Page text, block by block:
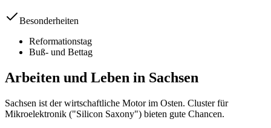
Besonderheiten
Reformationstag
Buß- und Bettag
Arbeiten und Leben in Sachsen
Sachsen ist der wirtschaftliche Motor im Osten. Cluster für
Mikroelektronik ("Silicon Saxony") bieten gute Chancen.